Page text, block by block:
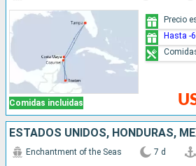
Comidas incluidas
Precio
Hasta -
ESTADOS UNIDOS, HONDURAS,
Enchantment of the Seas 7 d